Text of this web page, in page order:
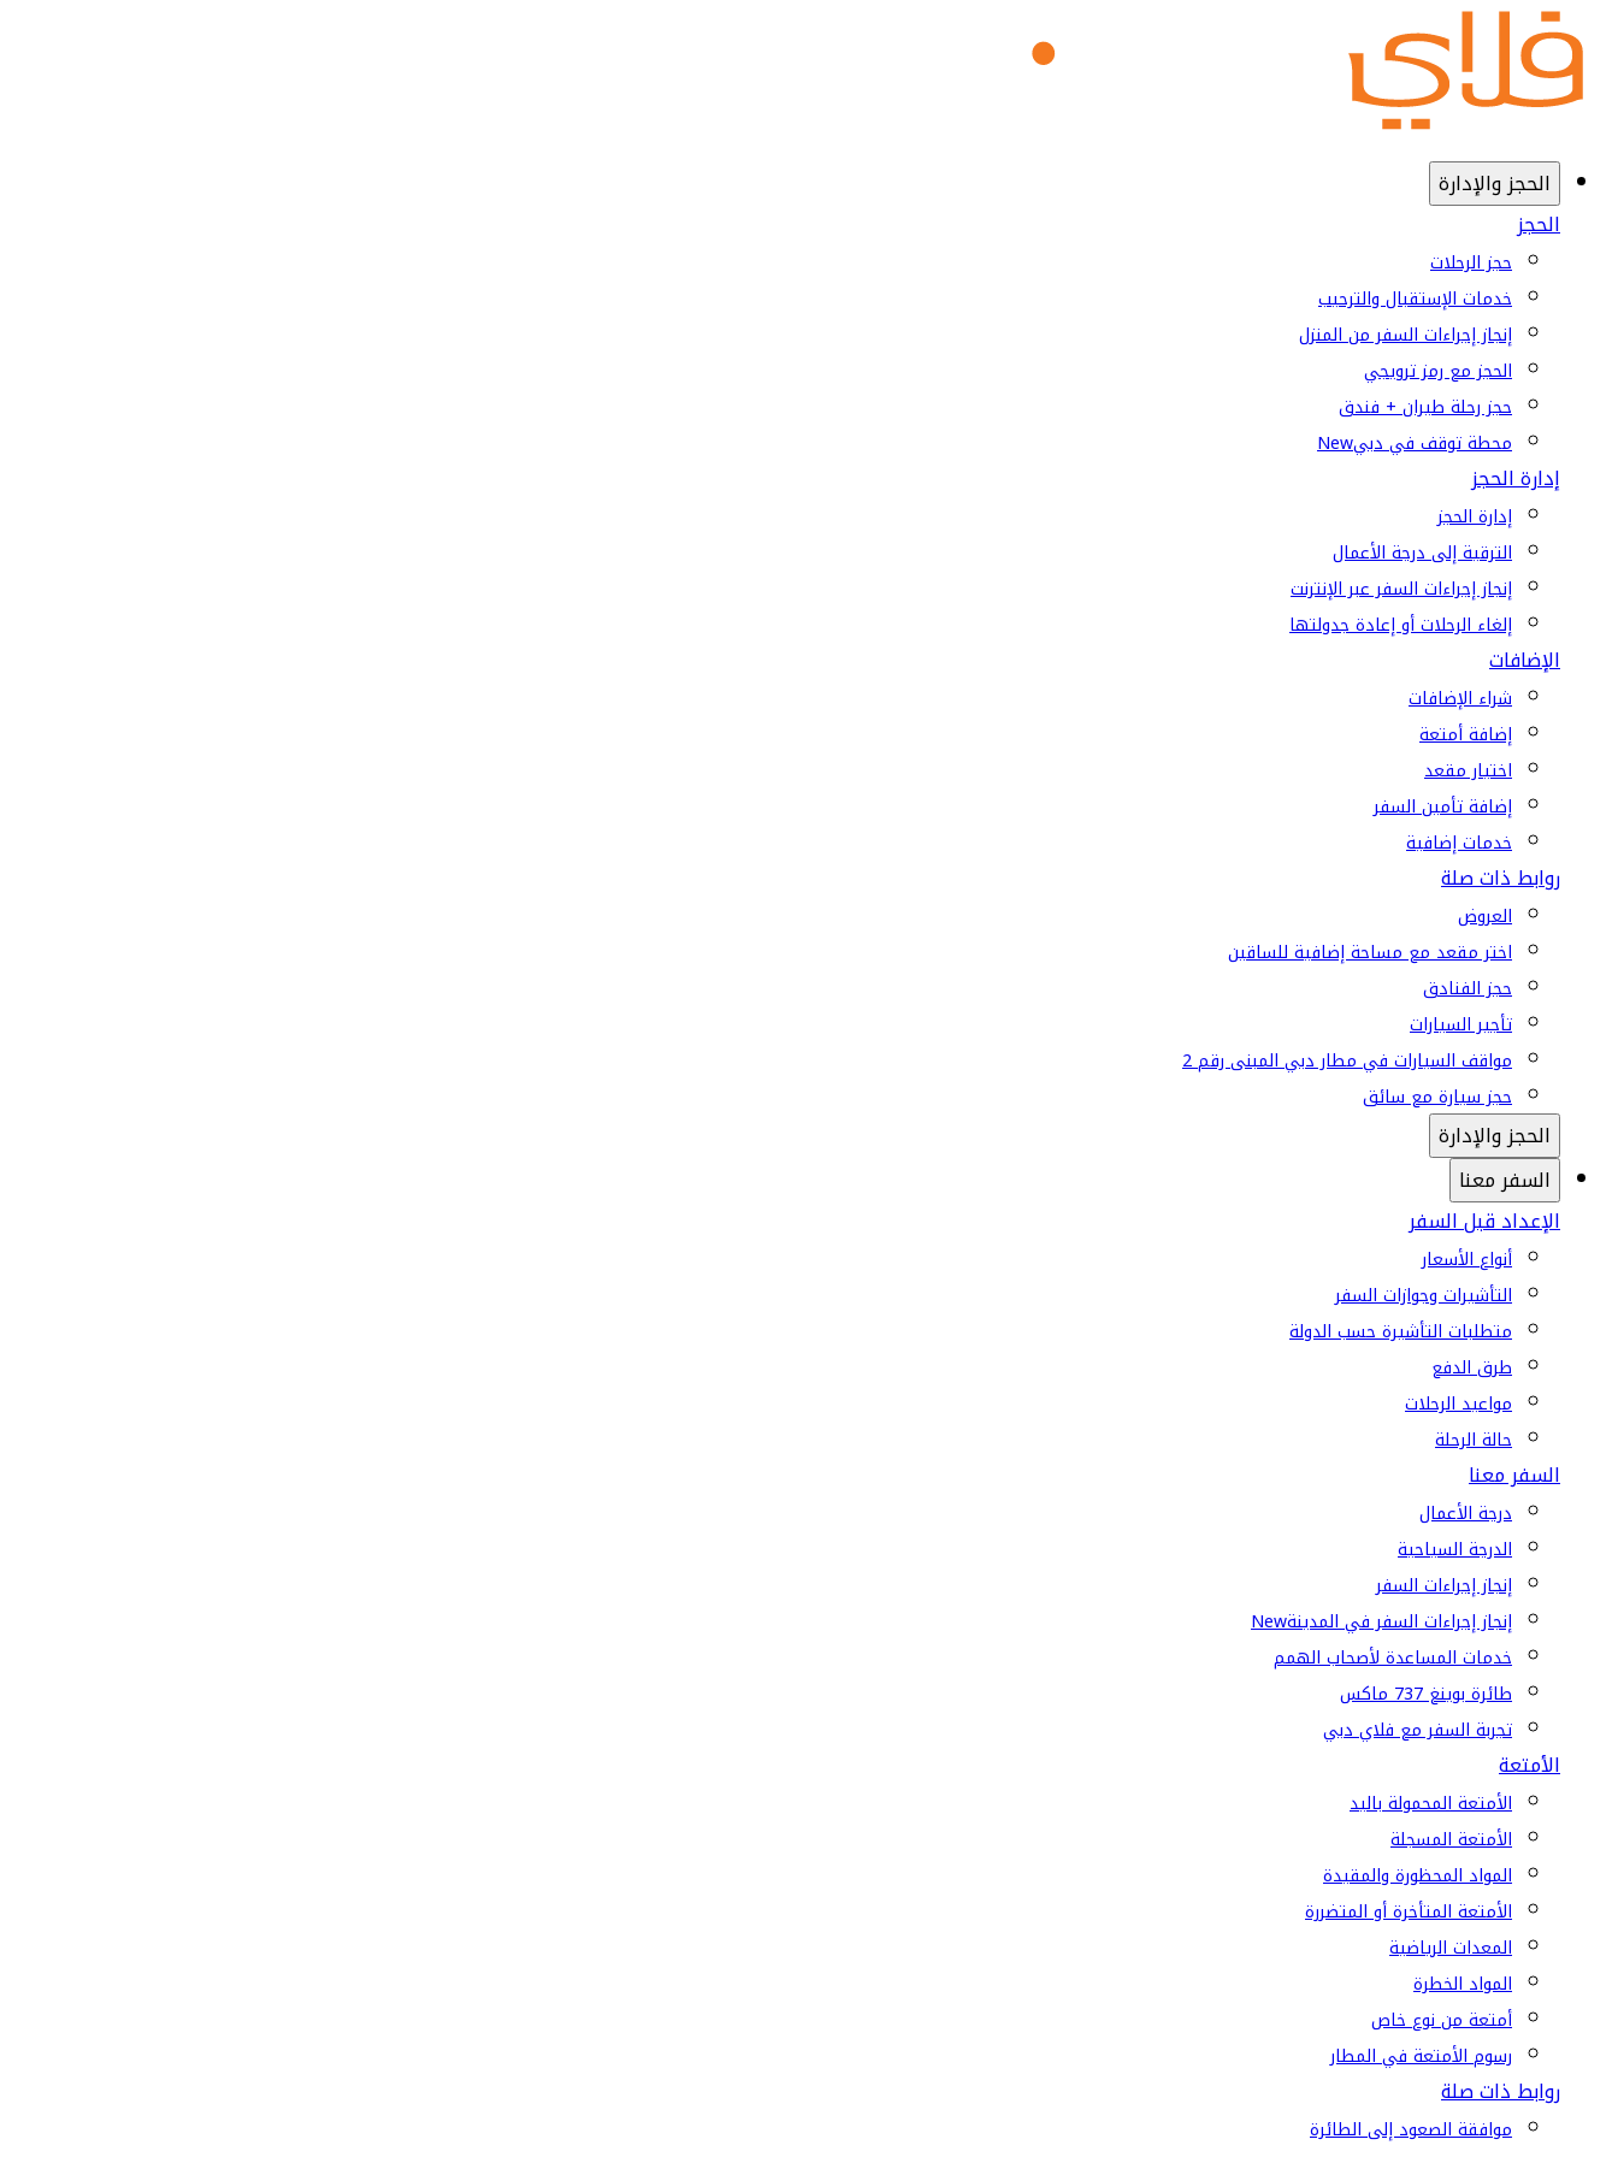
الحجز والإدارة
الحجز
حجز الرحلات
خدمات الإستقبال والترحيب
إنجاز إجراءات السفر من المنزل
الحجز مع رمز ترويجي
حجز رحلة طيران + فندق
محطة توقف في دبيNew
إدارة الحجز
إدارة الحجز
الترقية إلى درجة الأعمال
إنجاز إجراءات السفر عبر الإنترنت
إلغاء الرحلات أو إعادة جدولتها
الإضافات
شراء الإضافات
إضافة أمتعة
اختيار مقعد
إضافة تأمين السفر
خدمات إضافية
روابط ذات صلة
العروض
اختر مقعد مع مساحة إضافية للساقين
حجز الفنادق
تأجير السيارات
مواقف السيارات في مطار دبي المبنى رقم 2
حجز سيارة مع سائق
الحجز والإدارة
السفر معنا
الإعداد قبل السفر
أنواع الأسعار
التأشيرات وجوازات السفر
متطلبات التأشيرة حسب الدولة
طرق الدفع
مواعيد الرحلات
حالة الرحلة
السفر معنا
درجة الأعمال
الدرجة السياحية
إنجاز إجراءات السفر
إنجاز إجراءات السفر في المدينةNew
خدمات المساعدة لأصحاب الهمم
طائرة بوينغ 737 ماكس
تجربة السفر مع فلاي دبي
الأمتعة
الأمتعة المحمولة باليد
الأمتعة المسجلة
المواد المحظورة والمقيدة
الأمتعة المتأخرة أو المتضررة
المعدات الرياضية
المواد الخطرة
أمتعة من نوع خاص
رسوم الأمتعة في المطار
روابط ذات صلة
موافقة الصعود إلى الطائرة